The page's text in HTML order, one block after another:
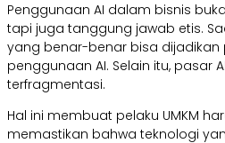
Penggunaan AI dalam bisnis
tapi juga tanggung jawab etis.
yang benar-benar bisa
penggunaan AI. Selain itu, pasar
terfragmentasi.
Hal ini membuat pelaku UMKM
memastikan bahwa teknologi